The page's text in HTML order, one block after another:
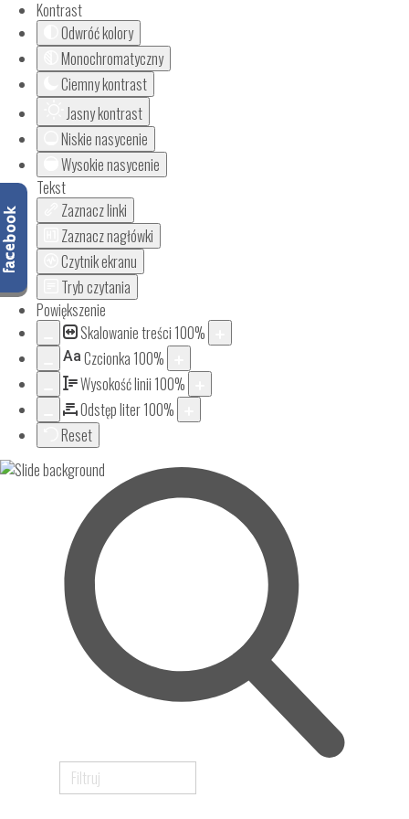
Kontrast
Odwróć kolory
Monochromatyczny
Ciemny kontrast
Jasny kontrast
Niskie nasycenie
Wysokie nasycenie
Tekst
Zaznacz linki
Zaznacz nagłówki
Czytnik ekranu
Tryb czytania
Powiększenie
Skalowanie treści 100%
Aa Czcionka 100%
Wysokość linii 100%
Odstęp liter100%
Reset